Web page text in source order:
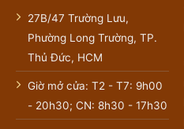
27B/47 Trường Lưu,
Phường Long Trường, TP.
Thủ Đức, HCM
Giờ mở cửa: T2 - T7: 9h00
- 20h30; CN: 8h30 - 17h30